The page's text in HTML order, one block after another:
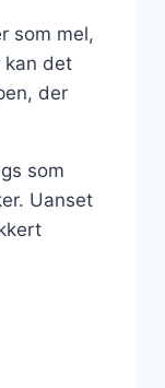
som mel,
kan det
der
som
Uanset